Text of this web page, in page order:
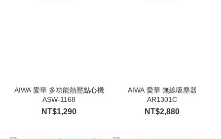
AIWA 愛華 多功能熱壓點心機
ASW-1168
NT$1,290
AIWA 愛華 無線吸塵器
AR1301C
NT$2,880